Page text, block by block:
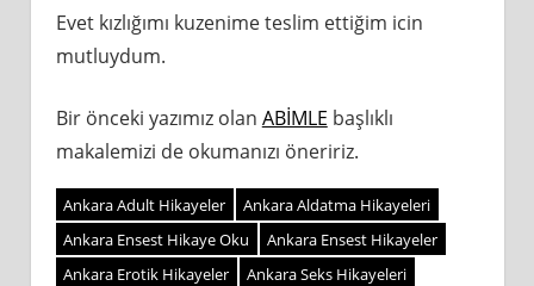
Evet kızlığımı kuzenime teslim ettiğim icin
mutluydum.
Bir önceki yazımız olan ABİMLE başlıklı
makalemizi de okumanızı öneririz.
Ankara Adult Hikayeler
Ankara Aldatma Hikayeleri
Ankara Ensest Hikaye Oku
Ankara Ensest Hikayeler
Ankara Erotik Hikayeler
Ankara Seks Hikayeleri